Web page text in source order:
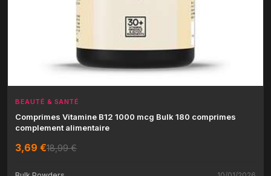
BEAUTÉ & SANTÉ
Comprimes Vitamine B12 1000 mcg Bulk 180 comprimes
complement alimentaire
3,69 €18,99 €